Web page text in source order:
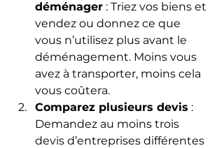
déménager : Triez vos biens et
vendez ou donnez ce que
vous n’utilisez plus avant le
déménagement. Moins vous
avez à transporter, moins cela
vous coûtera.
Comparez plusieurs devis :
Demandez au moins trois
devis d’entreprises différentes